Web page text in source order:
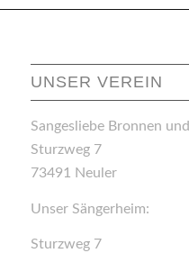
UNSER VEREIN
Sangesliebe Bronnen
Sturzweg 7
73491 Neuler
Unser Sängerheim:
Sturzweg 7